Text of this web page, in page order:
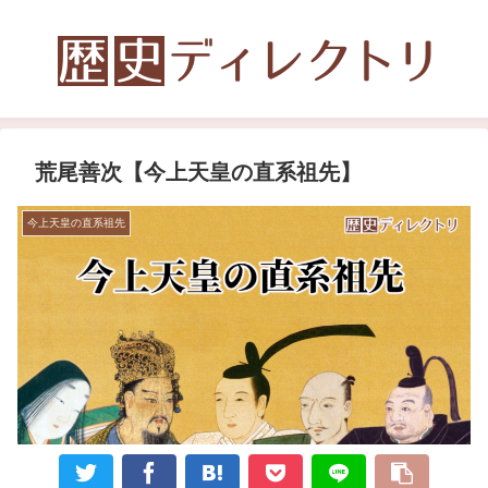
荒尾善次【今上天皇の直系祖先】
今上天皇の直系祖先